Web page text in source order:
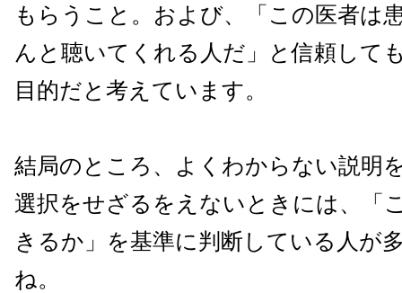
もらうこと。および、「この医者は
んと聴いてくれる人だ」と信頼して
目的だと考えています。
結局のところ、よくわからない説明
選択をせざるをえないときには、「
きるか」を基準に判断している人が
ね。